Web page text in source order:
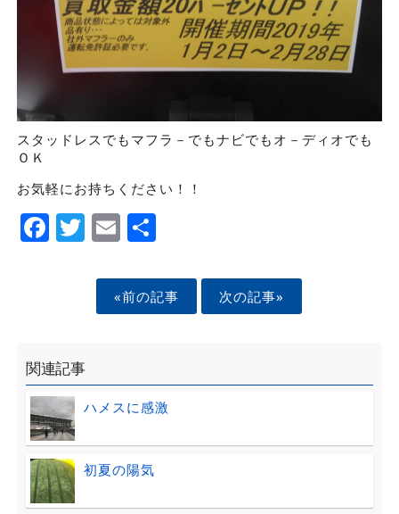
スタッドレスでもマフラ－でもナビでもオ－ディオでも
ＯＫ
お気軽にお持ちください！！
Facebook
Twitter
EmailShare
«前の記事 次の記事»
関連記事
ハメスに感激
初夏の陽気